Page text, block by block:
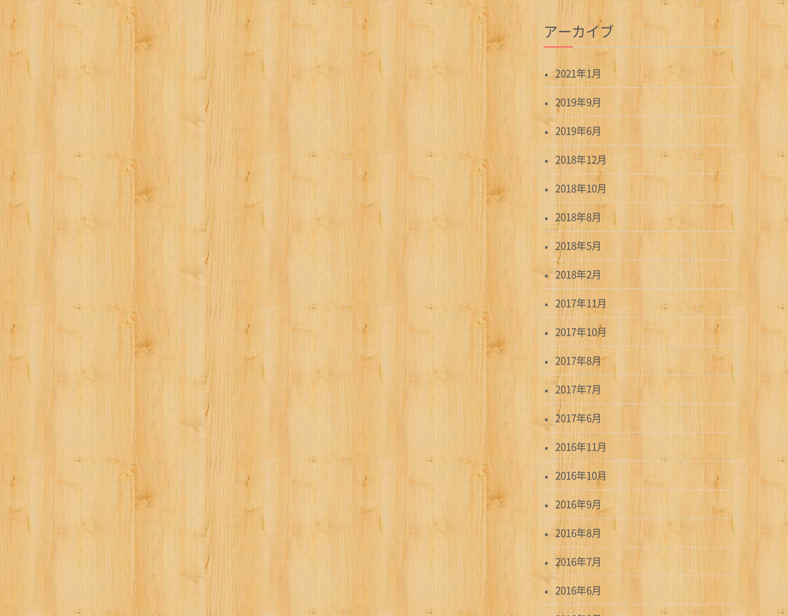
アーカイブ
2021年1月
2019年9月
2019年6月
2018年12月
2018年10月
2018年8月
2018年5月
2018年2月
2017年11月
2017年10月
2017年8月
2017年7月
2017年6月
2016年11月
2016年10月
2016年9月
2016年8月
2016年7月
2016年6月